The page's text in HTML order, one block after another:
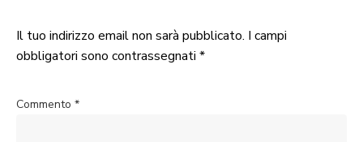
Il tuo indirizzo email non sarà pubblicato. I campi
obbligatori sono contrassegnati *
Commento *